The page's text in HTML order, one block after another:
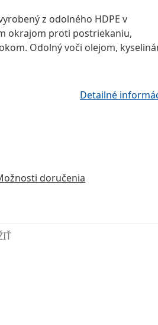
z odolného HDPE v
okrajom proti postriekaniu,
. Odolný voči olejom,
Detailné
doručenia